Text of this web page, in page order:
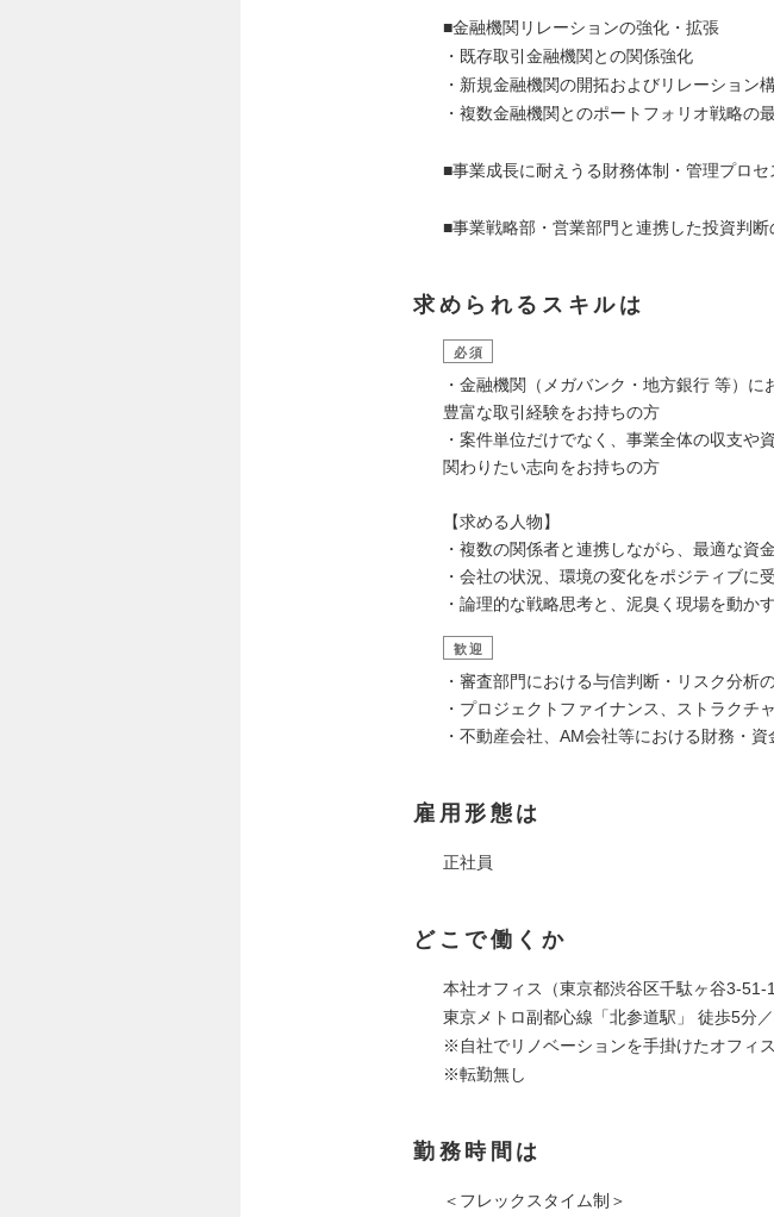
■金融機関リレーションの強化・拡張
・既存取引金融機関との関係強化
・新規金融機関の開拓およびリレーション
・複数金融機関とのポートフォリオ戦略の
■事業成長に耐えうる財務体制・管理プロセ
■事業戦略部・営業部門と連携した投資判断
求められるスキルは
必須
・金融機関（メガバンク・地方銀行 等）
豊富な取引経験をお持ちの方
・案件単位だけでなく、事業全体の収支や
関わりたい志向をお持ちの方
【求める人物】
・複数の関係者と連携しながら、最適な資
・会社の状況、環境の変化をポジティブに
・論理的な戦略思考と、泥臭く現場を動か
歓迎
・審査部門における与信判断・リスク分析
・プロジェクトファイナンス、ストラクチ
・不動産会社、AM会社等における財務・
雇用形態は
正社員
どこで働くか
本社オフィス（東京都渋谷区千駄ヶ谷3-
東京メトロ副都心線「北参道駅」 徒歩5分
※自社でリノベーションを手掛けたオフィ
※転勤無し
勤務時間は
＜フレックスタイム制＞